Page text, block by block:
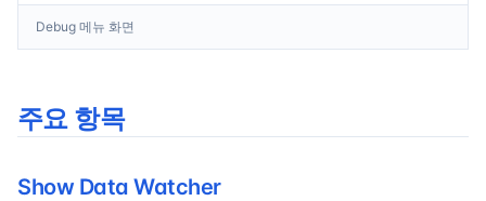
Debug 메뉴 화면
주요 항목
Show Data Watcher